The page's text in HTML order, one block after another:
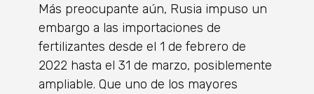
Más preocupante aún, Rusia impuso un
embargo a las importaciones de
fertilizantes desde el 1 de febrero de
2022 hasta el 31 de marzo, posiblemente
ampliable. Que uno de los mayores